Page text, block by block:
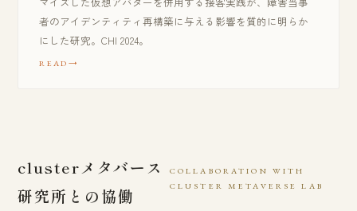
者のアイデンティティ再構築に与える影響を質的に明らか
にした研究。CHI 2024。
READ
clusterメタバース
研究所との協働
COLLABORATION WITH
CLUSTER METAVERSE LAB